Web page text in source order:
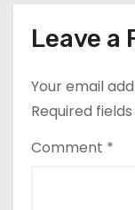
Leave a
Your email
Required
Comment *